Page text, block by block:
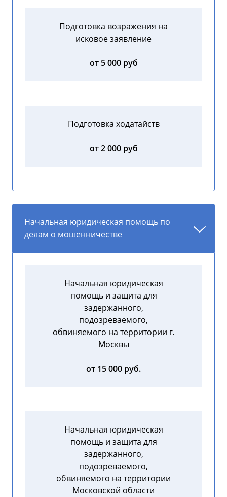
Подготовка возражения на
исковое заявление
от 5 000 руб
Подготовка ходатайств
от 2 000 руб
Начальная юридическая помощь по
делам о мошенничестве
Начальная юридическая
помощь и защита для
задержанного,
подозреваемого,
обвиняемого на территории г.
Москвы
от 15 000 руб.
Начальная юридическая
помощь и защита для
задержанного,
подозреваемого,
обвиняемого на территории
Московской области